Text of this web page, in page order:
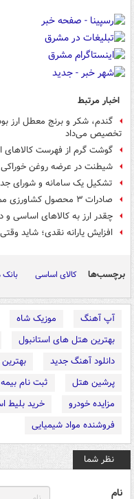
اخبار مرتبط
گندم، شکر و برنج معطل ارز
تخصیص می‌داد
گوشت گرم از فهرست
شیطنت‌ در عرضه روغن‌ خوراکی
تشکیل یک سامانه و شورای
صادرات ۳ محصول کشاورزی ممنوع شد
چقدر ارز به کالاهای اساسی و
افزایش یارانه نقدی؛ شاید
برچسب‌ها کالای اساسی
آپ آهنگ موزیک شاه
بهترین هتل های استانبول
دانلود آهنگ جدید
پرشین هتل
ثبت نام
مزایده خودرو
خرید بلیط
فروشنده مواد شیمیایی
نظر شما
نام